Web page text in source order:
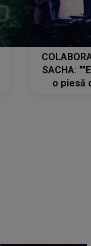
SACHA:
o piesă